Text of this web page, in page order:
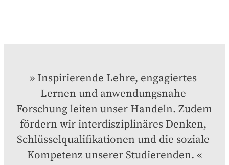
Inspirierende Lehre, engagiertes
Lernen und anwendungsnahe
Forschung leiten unser Handeln. Zudem
fördern wir interdisziplinäres Denken,
Schlüsselqualifikationen und die soziale
Kompetenz unserer Studierenden.